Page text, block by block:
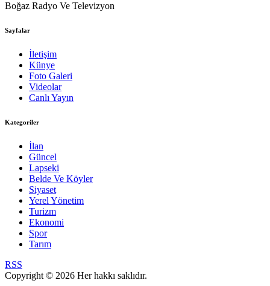
Boğaz Radyo Ve Televizyon
Sayfalar
İletişim
Künye
Foto Galeri
Videolar
Canlı Yayın
Kategoriler
İlan
Güncel
Lapseki
Belde Ve Köyler
Siyaset
Yerel Yönetim
Turizm
Ekonomi
Spor
Tarım
RSS
Copyright © 2026 Her hakkı saklıdır.